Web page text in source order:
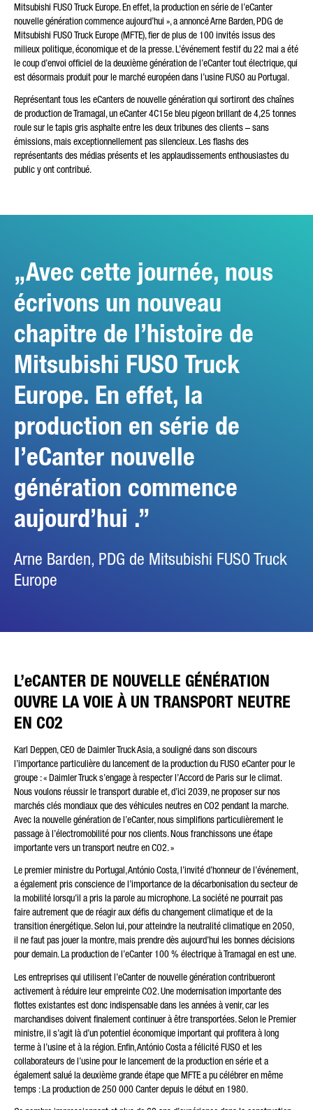
dans le but de traiter votre demande. Vous trouverez plus de
détails sur le traitement de vos données personnelles par
Daimler Truck AG ainsi que des informations détaillées sur vos
droits en ligne dans les informations sur laprotection des
données.
Friendly Captcha
Mitsubishi FUSO Truck Europe. En effet, la production en série de l’eCanter
nouvelle génération commence aujourd’hui », a annoncé Arne Barden, PDG de
Mitsubishi FUSO Truck Europe (MFTE), fier de plus de 100 invités issus des
milieux politique, économique et de la presse. L’événement festif du 22 mai a été
le coup d’envoi officiel de la deuxième génération de l’eCanter tout électrique, qui
est désormais produit pour le marché européen dans l’usine FUSO au Portugal.
Représentant tous les eCanters de nouvelle génération qui sortiront des chaînes
de production de Tramagal, un eCanter 4C15e bleu pigeon brillant de 4,25 tonnes
roule sur le tapis gris asphalte entre les deux tribunes des clients – sans
émissions, mais exceptionnellement pas silencieux. Les flashs des
représentants des médias présents et les applaudissements enthousiastes du
public y ont contribué.
Avec cette journée, nous
écrivons un nouveau
chapitre de l’histoire de
Mitsubishi FUSO Truck
Europe. En effet, la
production en série de
l’eCanter nouvelle
génération commence
aujourd’hui .
Arne Barden, PDG de Mitsubishi FUSO Truck
Europe
L’eCANTER DE NOUVELLE GÉNÉRATION
OUVRE LA VOIE À UN TRANSPORT NEUTRE
EN CO2
Karl Deppen, CEO de Daimler Truck Asia, a souligné dans son discours
l’importance particulière du lancement de la production du FUSO eCanter pour le
groupe : « Daimler Truck s’engage à respecter l’Accord de Paris sur le climat.
Nous voulons réussir le transport durable et, d’ici 2039, ne proposer sur nos
marchés clés mondiaux que des véhicules neutres en CO2 pendant la marche.
Avec la nouvelle génération de l’eCanter, nous simplifions particulièrement le
passage à l’électromobilité pour nos clients. Nous franchissons une étape
importante vers un transport neutre en CO2. »
Le premier ministre du Portugal, António Costa, l’invité d’honneur de l’événement,
a également pris conscience de l’importance de la décarbonisation du secteur de
la mobilité lorsqu’il a pris la parole au microphone. La société ne pourrait pas
faire autrement que de réagir aux défis du changement climatique et de la
transition énergétique. Selon lui, pour atteindre la neutralité climatique en 2050,
il ne faut pas jouer la montre, mais prendre dès aujourd’hui les bonnes décisions
pour demain. La production de l’eCanter 100 % électrique à Tramagal en est une.
Les entreprises qui utilisent l’eCanter de nouvelle génération contribueront
activement à réduire leur empreinte CO2. Une modernisation importante des
flottes existantes est donc indispensable dans les années à venir, car les
marchandises doivent finalement continuer à être transportées. Selon le Premier
ministre, il s’agit là d’un potentiel économique important qui profitera à long
terme à l’usine et à la région. Enfin, António Costa a félicité FUSO et les
collaborateurs de l’usine pour le lancement de la production en série et a
également salué la deuxième grande étape que MFTE a pu célébrer en même
temps : La production de 250 000 Canter depuis le début en 1980.